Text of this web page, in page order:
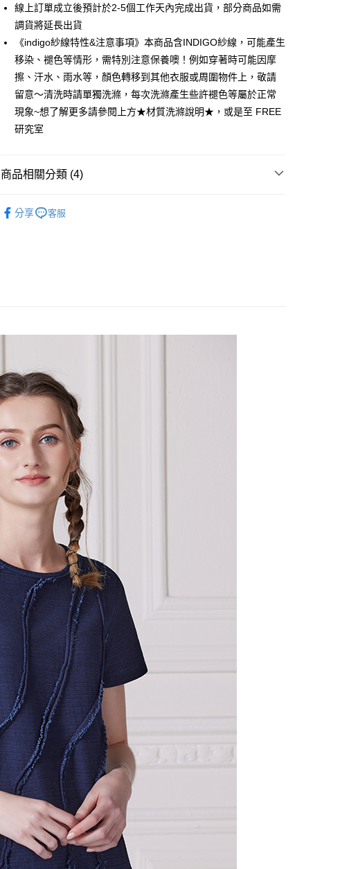
匯豐（台灣）商業銀行
華泰商業銀行
聯邦商業銀行
元大商業銀行
永豐商業銀行
台新國際商業銀行
中國信託商業銀行
台灣樂天信用卡公司
臺灣中小企業銀行
台中商業銀行
匯豐（台灣）商業銀行
聯邦商業銀行
遠東國際商業銀行
元大商業銀行
永豐商業銀行
玉山商業銀行
星展（台灣）商業銀行
台灣樂天信用卡公司
上海商業儲蓄銀行
台北富邦商業銀行
國泰世華商業銀行
匯豐（台灣）商業銀行
華泰商業銀行
聯邦商業銀行
遠東國際商業銀行
元大商業銀行
永豐商業銀行
玉山商業銀行
星展（台灣）商業銀行
台新國際商業銀行
中國信託商業銀行
LINE Pay
Apple Pay
街口支付
悠遊付
Google Pay
全盈+PAY
相關說明
便利好安心！
先享後付繳納相關費用。
※ 交易是否成功請以「AFTEE先享後付 」之結帳頁面顯示為準，若有關於
是否繳費成功／繳費後需取消欲退款等相關疑問，請聯繫「AFTEE先享後
付客戶支援中心」https://netprotections.freshdesk.com/support/home
【注意事項】
１．透過由恩沛科技股份有限公司提供之「AFTEE先享後付」服務完成之
交易，需依本服務之必要範圍內提供個人資料，並將交易相關給付款項請
求債權轉讓予恩沛科技股份有限公司。
２．關於個人資料處理事宜，請瀏覽以下網址：
https://aftee.tw/terms/#terms3
３．未成年的使用者請事先徵得法定代理人或監護人之同意方可使用
「AFTEE先享後付」，若未經同意申辦者引起之損失，本公司不負相關責
４．使用「AFTEE先享後付」時，將依據個別帳號之用戶狀況，依本公司
即時審查核予不同之上限額度；若仍有額度不足之情形，本公司將視審查
結果請求用戶進行身份認證。
５．嚴禁一人註冊多個帳號或使用他人資訊註冊。若發現惡意使用之情
形，恩沛科技股份有限公司將有權停止該用戶之使用額度並採取法律行
動。
7-11超商取貨付款
每筆NT$100，滿NT$2,000(含以上)免運費
付款後7-11超商取貨
每筆NT$100，滿NT$2,000(含以上)免運費
新竹物流宅配
每筆NT$100，滿NT$2,000(含以上)免運費
付款後門市自取
貨到付款
每筆NT$100，滿NT$2,000(含以上)免運費
線上訂單成立後預計於2-5個工作天內完成出貨，部分商品如需
調貨將延長出貨
《indigo紗線特性&注意事項》本商品含INDIGO紗線，可能產生
移染、褪色等情形，需特別注意保養噢！例如穿著時可能因摩
擦、汗水、雨水等，顏色轉移到其他衣服或周圍物件上，敬請
留意～清洗時請單獨洗滌，每次洗滌產生些許褪色等屬於正常
現象~想了解更多請參閱上方★材質洗滌說明★，或是至 FREE
研究室
商品相關分類 (4)
分享 客服